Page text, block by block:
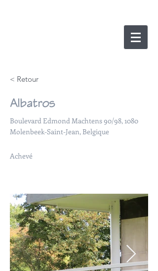
< Retour
Albatros
Boulevard Edmond Machtens 90/98, 1080
Molenbeek-Saint-Jean, Belgique
Achevé